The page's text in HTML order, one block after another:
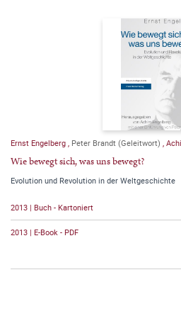
Ernst Engelberg Peter Brandt (Geleitwort)
Wie bewegt sich, was uns bewegt?
Evolution und Revolution in der Weltgeschichte
2013 | Buch - Kartoniert
2013 | E-Book - PDF